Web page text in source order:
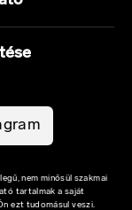
nem minősül szakmai
tartalmak a saját
ezt tudomásul veszi.